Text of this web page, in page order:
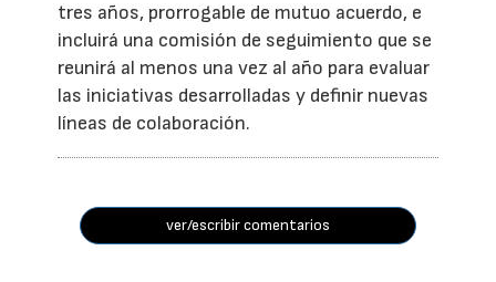
tres años, prorrogable de mutuo acuerdo, e
incluirá una comisión de seguimiento que se
reunirá al menos una vez al año para evaluar
las iniciativas desarrolladas y definir nuevas
líneas de colaboración.
ver/escribir comentarios